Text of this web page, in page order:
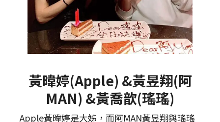
黃暐婷(Apple) &黃昱翔(阿
MAN) &黃喬歆(瑤瑤)
Apple黃暐婷是大姊，而阿MAN黃昱翔與瑤瑤